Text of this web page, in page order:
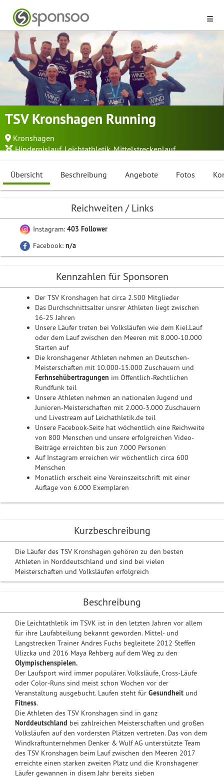
TSV Kronshagen Running
Kronshagen
Hindernislauf,Leichtathletik,Mittelstreckenlauf...
Übersicht Beschreibung Angebote Fotos
Kurzbeschreibung
Die Läufer des TSV Kronshagen gehören zu den besten
Athleten in Norddeutschland und sind bei vielen
Meisterschaften und Volksläufen erfolgreich
Beschreibung
Die Leichtathletik im TSVK ist in den letzten Jahren vor allem
für ihre Laufabteilung bekannt geworden. Mittel- und
Langstrecken Trainer Andres Fuchs begleitete 2012 Steffen
Ulizcka und 2016 Maya Rehberg auf dem Weg zu den
Olympischenspielen.
Der Laufsport wird immer populärer. Volksläufe, Cross-Läufe
oder Color-Runs sind meist schon Wochen vor der
Veranstaltung ausgebucht. Laufen steht für Gesundheit und
Fitness.
Die Athleten des TSV Kronshagen sind in ganz
Norddeutschland bei zahlreichen Meisterschaften und großen
Volksläufen auf den vordersten Plätzen vertreten. Das von dem
Windkraftunternehmen Denker & Wulf AG unterstützte Team
des TSV Kronshagen beim Lauf zwischen den Meeren 2017
erreichte einen starken zweiten Platz und die Kronshagener
Läufer gewannen in disem Jahr bereits sieben
Reichweiten / Links
Instagram: 403 Follower
Facebook: n/a
Kennzahlen für Sponsoren
Der TSV Kronshagen hat circa 2.500 Mitglieder
Das Durchschnittsalter unsrer Athleten liegt zwischen
16-25 Jahren
Unsere Läufer treten bei Volksläufen wie dem Kiel.Lauf
oder dem Lauf zwischen den Meeren mit 8.000-10.000
Starten auf
Die kronshagener Athleten nehmen an Deutschen-
Meisterschaften mit 10.000-15.000 Zuschauern und
Ferhnsehübertragungen im Öffentlich-Rechtlichen
Rundfunk teil
Unsere Athleten nehmen an nationalen Jugend und
Junioren-Meisterschaften mit 2.000-3.000 Zuschauern
und Livestream auf Leichathletik.de teil
Unsere Facebook-Seite hat wöchentlich eine Reichweite
von 800 Menschen und unsere erfolgreichen Video-
Beiträge erreichten bis zun 7.000 Personen
Auf Instagram erreichen wir wöchentlich circa 600
Menschen
Monatlich erscheit eine Vereinszeitschrift mit einer
Auflage von 6.000 Exemplaren